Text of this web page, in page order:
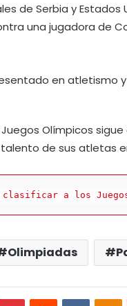
de Serbia y
una jugadora de
en atletismo
Olímpicos
de sus atletas
clasificar a los
Olimpiadas
PinterestReddit